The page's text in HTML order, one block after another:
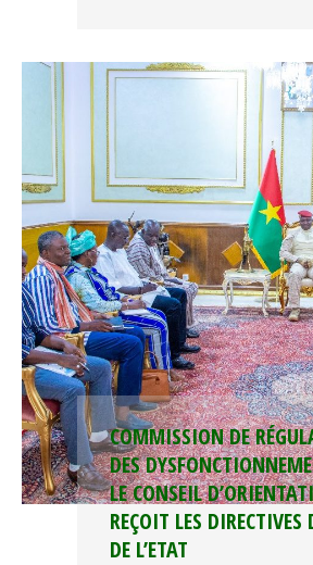
COMMISSION DE
DES
LE CONSEIL
REÇOIT LES DIRECTIVES
DE L’ETAT